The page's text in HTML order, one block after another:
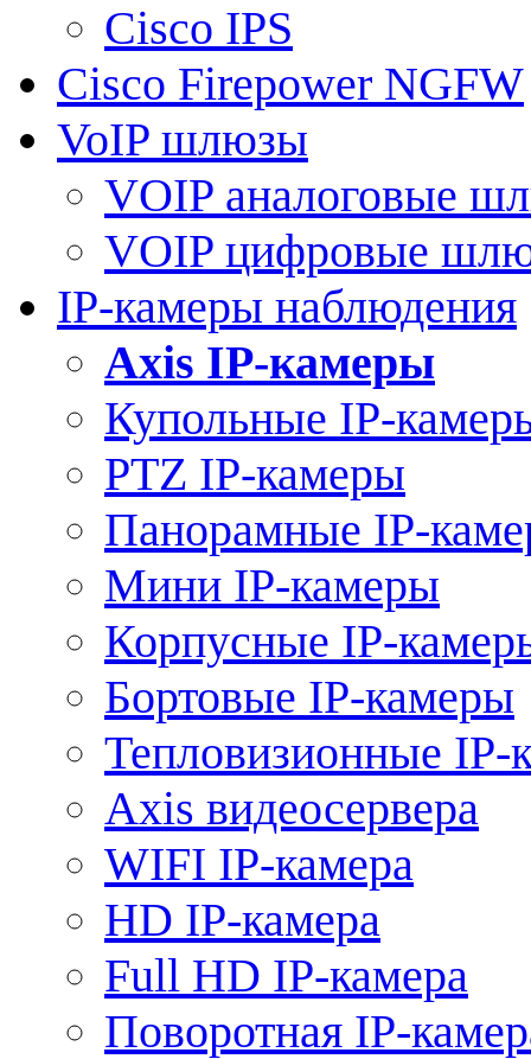
Cisco IPS
Cisco Firepower NGFW
VoIP шлюзы
VOIP аналоговые
VOIP цифровые
IP-камеры наблюдения
Axis IP-камеры
Купольные IP-
PTZ IP-камеры
Панорамные IP-
Мини IP-камеры
Корпусные IP-
Бортовые IP-камеры
Тепловизионные IP-
Axis видеосервера
WIFI IP-камера
HD IP-камера
Full HD IP-камера
Поворотная IP-